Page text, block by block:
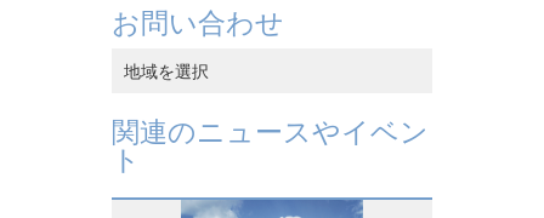
お問い合わせ
地域を選択
中国香港
中国本土
ベトナム
関連のニュースやイベン
ト